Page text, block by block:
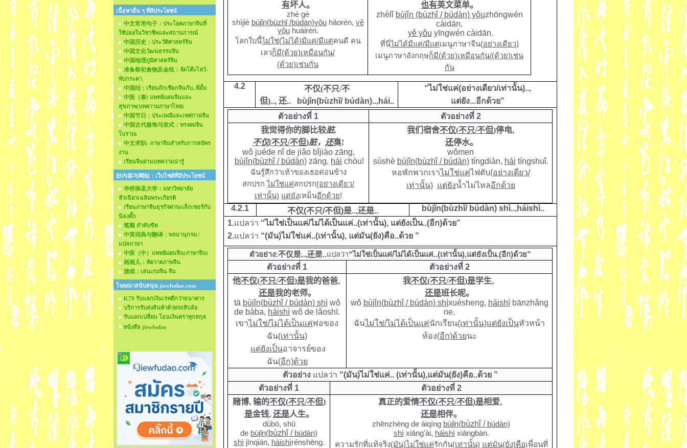
เนื้อหาอื่น ๆ ที่มีประโยชน์
中文常用句子：ประโยคภาษาจีนที่
ใช้บ่อยในวิชาชีพและสถานการณ์
中国历史：ประวัติศาสตร์จีน
中国文化วัฒนธรรมจีน
中国地理ภูมิศาสตร์จีน
准备祭祀食物及金纸：จัดโต๊ะไหว้-
พับกระดา
中国结：เรียนถักเชือกจีนกับ..พี่อั้ม
中医（泰) แพทย์แผนจีนและ
สุขภาพ(บทความภาษาไทย)
中国节日：ประเพณีและเทศกาลจีน
中国古代服饰与发式：ทรงผมจีน
โบราณ
中文求职: ภาษาจีนสำหรับการสมัคร
งาน
เรียนจีนผ่านบทความน่ารู้
好内容与网站：เว็บไซด์ที่มีประโยชน์
华侨崇圣大学：มหาวิทยาลัย
หัวเฉียวเฉลิมพระเกียรติ
เรียนภาษาจีนธุรกิจผ่านเเล็กเชอร์กับ
น้องตั๊ก
笔顺 ลำดับขีด
中英词典与翻译：พจนานุกรม /
แปลภาษา
中医（中）แพทย์แผนจีน(ภาษาจีน)
画画儿：หัดวาดภาพจีน
游戏：เล่นเกมจีน-จีน
โฆษณาสนับสนุน jiewfudao.com
K79 รับแลกเงินเรทดีกว่าธนาคาร
บริการรับส่งสินค้าด้วยรถสิบล้อ
รับแลกเปลี่ยน โอนเงินตราทุกสกุล
หนังสือ jiewfudao
有坏人。
zhè gè
shìjiè bùjǐn(bùzhǐ/búdàn)yǒuhǎorén, yě
yǒuhuàirén.
โลกใบนี้ไม่ใช่(ไม่ได้)มีแค่/มีแต่คนดี คน
เลวก็มี(ด้วย)เหมือนกัน/
(ด้วย)เช่นกัน
也有英文菜单。
zhèlǐ bùjǐn (bùzhǐ / búdàn)yǒuzhōngwén
càidān,
yě yǒu yīngwén càidān.
ที่นี่ไม่ได้มีแค่/มีแต่เมนูภาษาจีน(อย่างเดียว)
เมนูภาษาอังกฤษก็มี(ด้วย)เหมือนกัน/(ด้วย)เช่น
กัน
4.2 不仅(不只/不
但).., 还.. bùjǐn(bùzhǐ/ búdàn)..,hái..
“ไม่ใช่แค่(อย่างเดียว/เท่านั้น)..,
แต่ยัง...อีกด้วย”
ตัวอย่างที่ 1
ตัวอย่างที่ 2
我觉得你的脚比较脏,
不仅(不只/不但)脏， 还臭!
wǒ juéde nǐ de jiǎo bǐjiào zāng,
bùjǐn(bùzhǐ/ búdàn) zāng, hái chòu!
ฉันรู้สึกว่าเท้าของเธอค่อนข้าง
สกปรกไม่ใช่แค่สกปรก(อย่างเดียว/
เท่านั้น) แต่ยังเหม็นอีกด้วย!
我们宿舍不仅(不只/不但)停电,
还停水。
wǒmen
sùshè bùjǐn(bùzhǐ / búdàn) tíngdiàn, hái tíngshuǐ.
หอพักพวกเราไม่ใช่แค่ไฟดับ(อย่างเดียว/
เท่านั้น) แต่ยังน้ำไม่ไหลอีกด้วย
4.2.1 不仅(不只/不但)是..,还是.. bùjǐn(bùzhǐ/ búdàn) shì..,háishì..
1.แปลว่า “ไม่ใช่เป็นแค่/ไม่ได้เป็นแค่..(เท่านั้น), แต่ยังเป็น..(อีก)ด้วย”
2.แปลว่า “(มัน)ไม่ใช่แค่..(เท่านั้น), แต่มัน(ยัง)คือ..ด้วย ”
ตัวอย่าง:不仅是..,还是..แปลว่า“ไม่ใช่เป็นแค่/ไม่ได้เป็นแค่..(เท่านั้น),แต่ยังเป็น.(อีก)ด้วย”
ตัวอย่างที่ 1
ตัวอย่างที่ 2
他不仅(不只/不但)是我的爸爸,
还是我的老师。
tā bùjǐn(bùzhǐ / búdàn) shìwǒ
de bàba, háishì wǒ de lǎoshī.
เขาไม่ใช่/ไม่ได้เป็นแค่พ่อของ
ฉัน(เท่านั้น)
แต่ยังเป็นอาจารย์ของ
ฉัน(อีก)ด้วย
我不仅(不只/不但)是学生,
还是班长呢。
wǒ bùjǐn(bùzhǐ / búdàn) shìxuésheng, háishìbānzhǎng
ne.
ฉันไม่ใช่/ไม่ได้เป็นแค่นักเรียน(เท่านั้น)แต่ยังเป็นหัวหน้า
ห้อง(อีก)ด้วยนะ
ตัวอย่างแปลว่า “(มัน)ไม่ใช่แค่.. (เท่านั้น),แต่มัน(ยัง)คือ..ด้วย ”
ตัวอย่างที่ 1
ตัวอย่างที่ 2
赌博, 输的不仅(不只/不但)
是金钱, 还是人生。
dǔbó, shū
de bùjǐn(bùzhǐ/ búdàn)
shì jīnqián, háishìrénshēng.
真正的爱情不仅(不只/不但)是相爱,
还是相伴。
zhēnzhèng de àiqíng bùjǐn(bùzhǐ/ búdàn)
shì xiāng'ài, háishì xiāngbàn.
ความรักที่แท้จริง(มัน)ไม่ใช่แค่รักกัน(เท่านั้น) แต่มัน(ยัง)คือเพื่อนที่